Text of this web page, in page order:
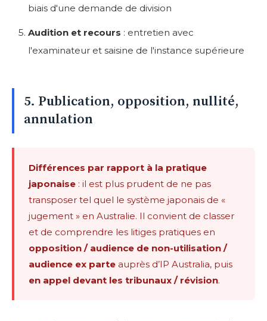
biais d'une demande de division
Audition et recours : entretien avec
l'examinateur et saisine de l'instance supérieure
5. Publication, opposition, nullité,
annulation
Différences par rapport à la pratique
japonaise : il est plus prudent de ne pas
transposer tel quel le système japonais de «
jugement » en Australie. Il convient de classer
et de comprendre les litiges pratiques en
opposition / audience de non-utilisation /
audience ex parte auprès d’IP Australia, puis
en appel devant les tribunaux / révision.